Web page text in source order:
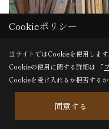
Cookieポリシー
当サイトではCookieを使用します
Cookieの使用に関する詳細は 「
Cookieを受け入れるか拒否するか
同意する